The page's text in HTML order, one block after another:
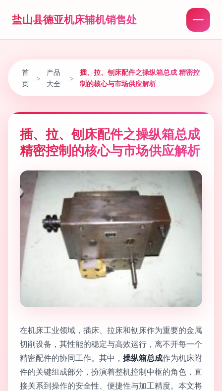
盐山县德亚机床辅机销售处
首
页
>
产品
大全
>
插、拉、刨床配件之操纵箱总成 精密控
制的核心与市场供应解析
插、拉、刨床配件之操纵箱总成
精密控制的核心与市场供应解析
在机床工业领域，插床、拉床和刨床作为重要的金属
切削设备，其性能的稳定与高效运行，离不开每一个
精密配件的协同工作。其中， 操纵箱总成作为机床附
件的关键组成部分，扮演着整机控制中枢的角色，直
接关系到操作的安全性、便捷性与加工精度。本文将